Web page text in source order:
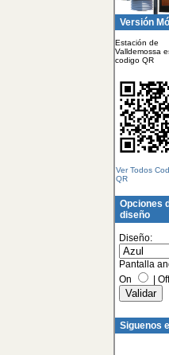
Versión
Estación de
Valldemossa
codigo QR
Ver Todos
QR
Opciones
diseño
Diseño:
Pantalla
On
Off
Siguenos